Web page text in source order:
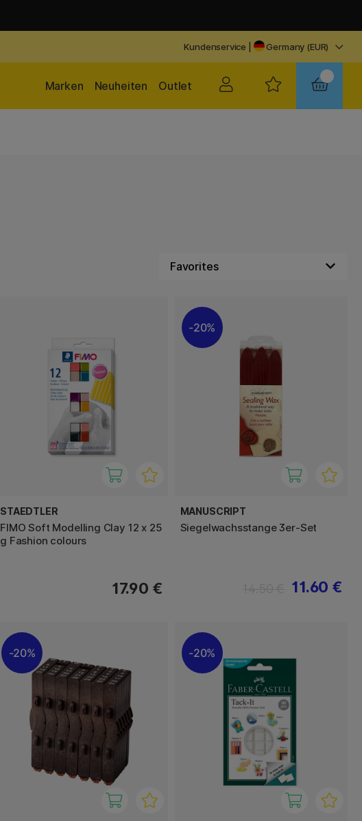
Kundenservice Germany (EUR)
Outlet
Neuheiten
Marken
STAEDTLER
FIMO Soft Modelling Clay 12 x 25
g Fashion colours
17.90 €
20%
MANUSCRIPT
Siegelwachsstange 3er-Set
11.60 €
20% 20%